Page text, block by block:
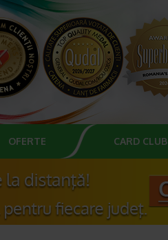
OFERTE CARD CLUB